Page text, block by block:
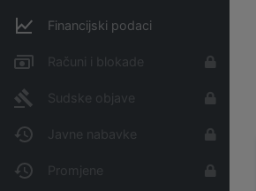
Financijski podaci
Računi i blokade
Sudske objave
Javne nabavke
Promjene